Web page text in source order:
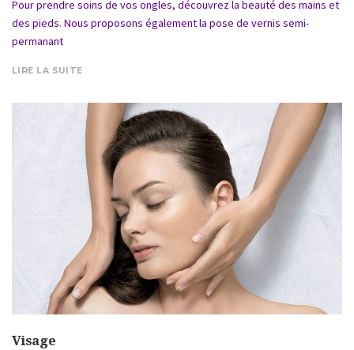
Pour prendre soins de vos ongles, découvrez la beauté des mains et
des pieds. Nous proposons également la pose de vernis semi-
permanant
LIRE LA SUITE
Visage